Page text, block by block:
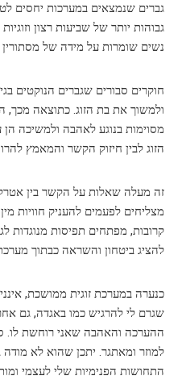
גברים שנמצאים במערכות יחסים
גבוהות יותר של שביעות רצון
נשים שומרות על מידה של מסתורין
חוקרים סבורים שגברים הנוקטים
ולמשוך את בת הזוג. כתוצאה מכך,
מסוימות בנוגע לאהבה ולמשיכה
הזוג לבין חיזוק הקשר והמאמץ
זה מעלה שאלות על הקשר בין
מצליחים לפעמים להעניק חוויות
קרובות, מפתחים תפיסות מנוגדות
להציג ביטחון והשראה כבתוך
כנערה במערכת זוגית ממושכת,
שגרם לי להרגיש כמו באגדה, גם
ההערכה והאהבה שאני רוחשת לו.
למוזר ומאתגר. יתכן שהוא לא
התחושות הפנימיות שלי לעצמי